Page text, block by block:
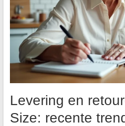
Levering en
Size: recente